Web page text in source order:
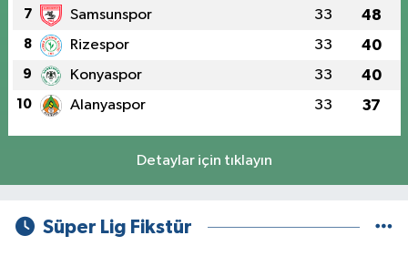
7 Samsunspor 33 48
8 Rizespor 33 40
9 Konyaspor 33 40
10 Alanyaspor 33 37
Detaylar için tıklayın
Süper Lig Fikstür